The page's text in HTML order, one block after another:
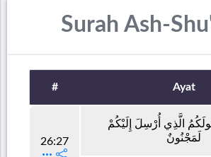
Surah Ash-
# Ayat
26:27
الَّذِي أُرْسِلَ إِلَيْكُمْ
لَمَجْنُونٌ